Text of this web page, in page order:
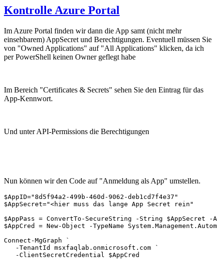
Kontrolle Azure Portal
Im Azure Portal finden wir dann die App samt (nicht mehr
einsehbarem) AppSecret und Berechtigungen. Eventuell müssen Sie
von "Owned Applications" auf "All Applications" klicken, da ich
per PowerShell keinen Owner geflegt habe
Im Bereich "Certificates & Secrets" sehen Sie den Eintrag für das
App-Kennwort.
Und unter API-Permissions die Berechtigungen
Nun können wir den Code auf "Anmeldung als App" umstellen.
$AppID="8d5f94a2-499b-460d-9062-deb1cd7f4e37"
$AppSecret="<hier muss das lange App Secret rein"
$AppPass = ConvertTo-SecureString -String $AppSecret
$AppCred = New-Object -TypeName
Connect-MgGraph `
   -TenantId msxfaqlab.onmicrosoft.com `
   -ClientSecretCredential $AppCred